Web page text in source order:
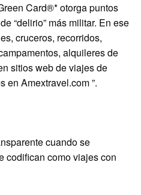
Card®* otorga puntos
“delirio” más militar. En ese
cruceros, recorridos,
alquileres de
sitios web de viajes de
en Amextravel.com ”.
cuando se
codifican como viajes con